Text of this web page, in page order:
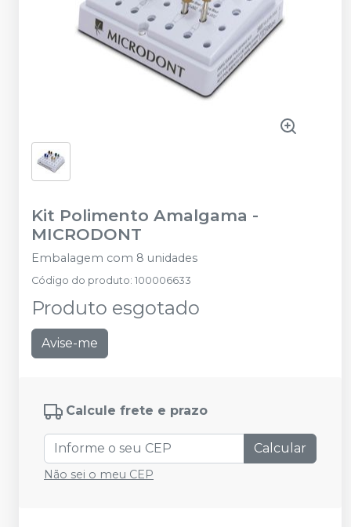
Kit Polimento Amalgama -
MICRODONT
Embalagem com 8 unidades
Código do produto: 100006633
Produto esgotado
Avise-me
Calcule frete e prazo
Calcular
Não sei o meu CEP